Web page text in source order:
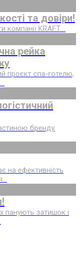
та довіри!
KRAFT....
рейка
проєкт спа-готелю,
бренду
на ефективність
панують затишок і